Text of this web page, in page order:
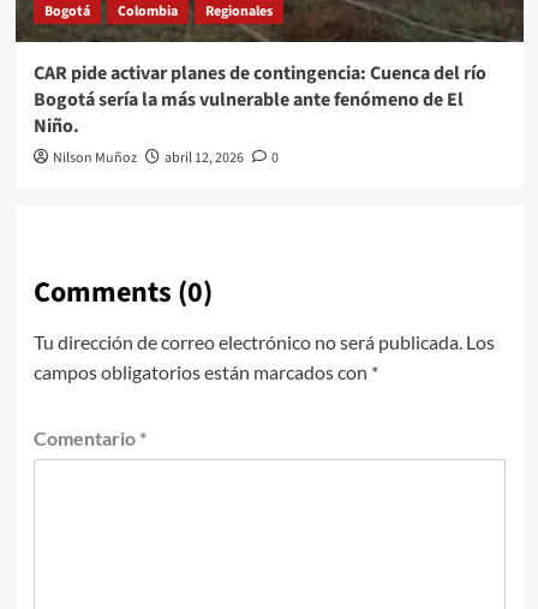
Bogotá Colombia Regionales
CAR pide activar planes de contingencia: Cuenca del río
Bogotá sería la más vulnerable ante fenómeno de El
Niño.
Nilson Muñoz abril 12, 2026 0
Comments (0)
Tu dirección de correo electrónico no será publicada. Los
campos obligatorios están marcados con *
Comentario *